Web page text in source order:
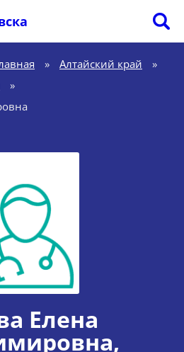
» Алтайский край
»
»
Елена
,